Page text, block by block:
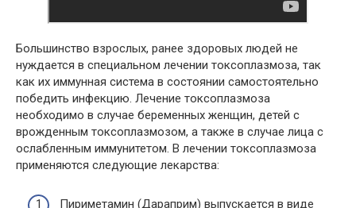
Большинство взрослых, ранее здоровых людей не
нуждается в специальном лечении токсоплазмоза, так
как их иммунная система в состоянии самостоятельно
победить инфекцию. Лечение токсоплазмоза
необходимо в случае беременных женщин, детей с
врожденным токсоплазмозом, а также в случае лица с
ослабленным иммунитетом. В лечении токсоплазмоза
применяются следующие лекарства:
Пириметамин (Дараприм) выпускается в виде